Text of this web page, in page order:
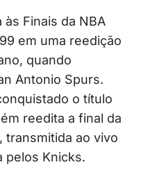
Finais da NBA
em uma reedição
quando
Antonio Spurs.
o título
reedita a final da
transmitida ao vivo
pelos Knicks.